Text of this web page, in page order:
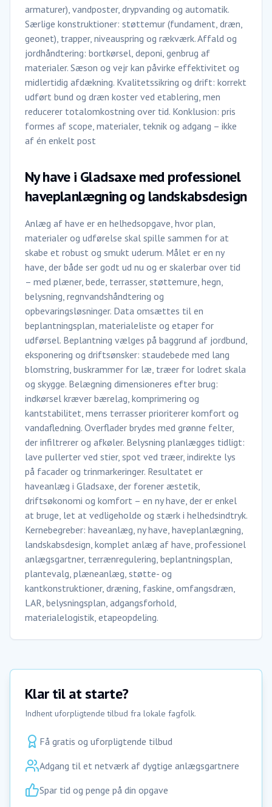
armaturer), vandposter, drypvanding og automatik.
Særlige konstruktioner: støttemur (fundament, dræn,
geonet), trapper, niveauspring og rækværk. Affald og
jordhåndtering: bortkørsel, deponi, genbrug af
materialer. Sæson og vejr kan påvirke effektivitet og
midlertidig afdækning. Kvalitetssikring og drift: korrekt
udført bund og dræn koster ved etablering, men
reducerer totalomkostning over tid. Konklusion: pris
formes af scope, materialer, teknik og adgang – ikke
af én enkelt post
Ny have i Gladsaxe med professionel
haveplanlægning og landskabsdesign
Anlæg af have er en helhedsopgave, hvor plan,
materialer og udførelse skal spille sammen for at
skabe et robust og smukt uderum. Målet er en ny
have, der både ser godt ud nu og er skalerbar over tid
– med plæner, bede, terrasser, støttemure, hegn,
belysning, regnvandshåndtering og
opbevaringsløsninger. Data omsættes til en
beplantningsplan, materialeliste og etaper for
udførsel. Beplantning vælges på baggrund af jordbund,
eksponering og driftsønsker: staudebede med lang
blomstring, buskrammer for læ, træer for lodret skala
og skygge. Belægning dimensioneres efter brug:
indkørsel kræver bærelag, komprimering og
kantstabilitet, mens terrasser prioriterer komfort og
vandafledning. Overflader brydes med grønne felter,
der infiltrerer og afkøler. Belysning planlægges tidligt:
lave pullerter ved stier, spot ved træer, indirekte lys
på facader og trinmarkeringer. Resultatet er
haveanlæg i Gladsaxe, der forener æstetik,
driftsøkonomi og komfort – en ny have, der er enkel
at bruge, let at vedligeholde og stærk i helhedsindtryk.
Kernebegreber: haveanlæg, ny have, haveplanlægning,
landskabsdesign, komplet anlæg af have, professionel
anlægsgartner, terrænregulering, beplantningsplan,
plantevalg, plæneanlæg, støtte- og
kantkonstruktioner, dræning, faskine, omfangsdræn,
LAR, belysningsplan, adgangsforhold,
materialelogistik, etapeopdeling.
Klar til at starte?
Indhent uforpligtende tilbud fra lokale fagfolk.
Få gratis og uforpligtende tilbud
Adgang til et netværk af dygtige anlægsgartnere
Spar tid og penge på din opgave